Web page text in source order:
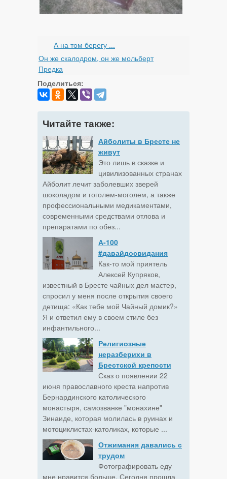
А на том берегу ...
Он же скалодром, он же мольберт
Предка
Поделиться:
Читайте также:
Айболиты в Бресте не
живут
Это лишь в сказке и
цивилизованных странах
Айболит лечит заболевших зверей
шоколадом и гоголем-моголем, а также
профессиональными медикаментами,
современными средствами отлова и
препаратами по обез...
А-100
#давайдосвидания
Как-то мой приятель
Алексей Купряков,
известный в Бресте чайных дел мастер,
спросил у меня после открытия своего
детища: «Как тебе мой Чайный домик?»
Я и ответил ему в своем стиле без
инфантильного...
Религиозные
неразберихи в
Брестской крепости
Сказ о появлении 22
июня православного креста напротив
Бернардинского католического
монастыря, самозванке "монахине"
Зинаиде, которая молилась в руинах и
мотоциклистах-католиках, которые ...
Отжимания давались с
трудом
Фотографировать еду
мне нравится больше. Сегодня прошла